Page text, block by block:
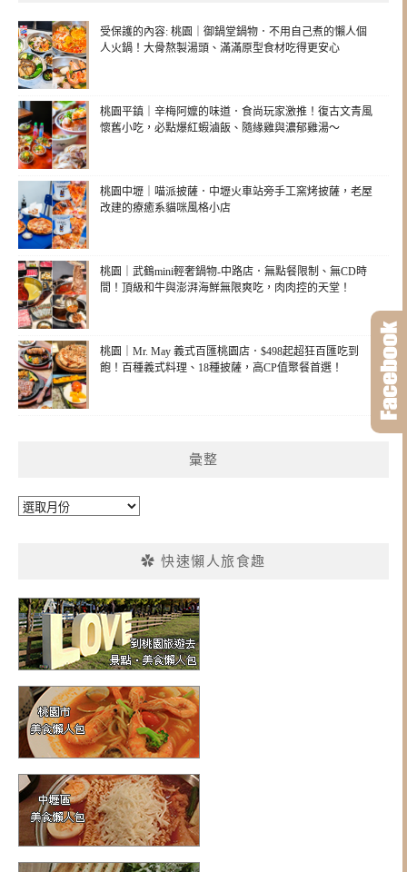
受保護的內容: 桃園｜御鍋堂鍋物．不用自己煮的懶人個
人火鍋！大骨熬製湯頭、滿滿原型食材吃得更安心
桃園平鎮｜辛梅阿嬤的味道．食尚玩家激推！復古文青風
懷舊小吃，必點爆紅蝦滷飯、隨緣雞與濃郁雞湯～
桃園中壢｜喵派披薩．中壢火車站旁手工窯烤披薩，老屋
改建的療癒系貓咪風格小店
桃園｜武鶴mini輕奢鍋物-中路店．無點餐限制、無CD時
間！頂級和牛與澎湃海鮮無限爽吃，肉肉控的天堂！
桃園｜Mr. May 義式百匯桃園店．$498起超狂百匯吃到
飽！百種義式料理、18種披薩，高CP值聚餐首選！
彙整
彙
✿ 快速懶人旅食趣